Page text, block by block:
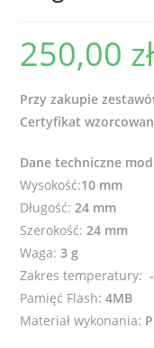
250,00 zł
Przy zakupie
Certyfikat
Dane techniczne
Wysokość:10 mm
Długość:24 mm
Szerokość:24 mm
Waga:3 g
Zakres temperatury:
Pamięć Flash: 4MB
Materiał wykonania: